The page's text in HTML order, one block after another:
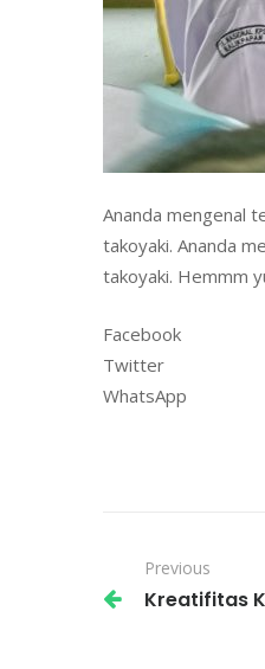
Ananda mengenal
takoyaki. Ananda
takoyaki. Hemmm
Facebook
Twitter
WhatsApp
Previous
Kreatifitas